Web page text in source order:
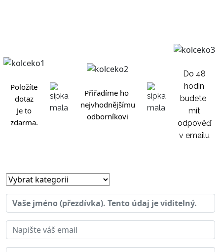
Položíte
dotaz
Je to
zdarma.
Přiřadíme ho
nejvhodnějšímu
odborníkovi
Do 48
hodin
budete
mít
odpověď
v emailu